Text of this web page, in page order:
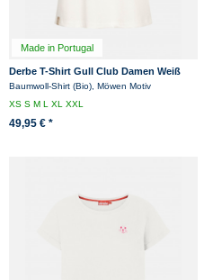
Made in Portugal
Derbe T-Shirt Gull Club Damen Weiß
GOTS Organic
Baumwoll-Shirt (Bio), Möwen Motiv
XSSMLXLXXL
49,95 € *